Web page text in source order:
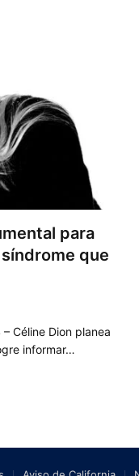
para
que
Céline Dion planea
informar…